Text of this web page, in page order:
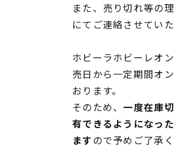
また、売り切れ等の
にてご連絡させていた
ホビーラホビーレオ
売日から一定期間オ
おります。
そのため、 一度在庫
有できるようになっ
ますので予めご了承く